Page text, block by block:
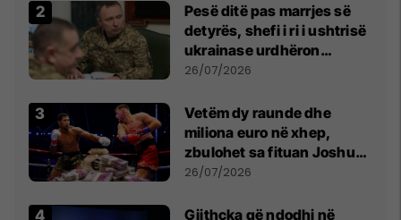
Pesë ditë pas marrjes së
detyrës, shefi i ri i ushtrisë
ukrainase urdhëron
kontroll të madh
26/07/2026
Vetëm dy raunde dhe
miliona euro në xhep,
zbulohet sa fituan Joshua
e Prenga
26/07/2026
Gjithçka që ndodhi në